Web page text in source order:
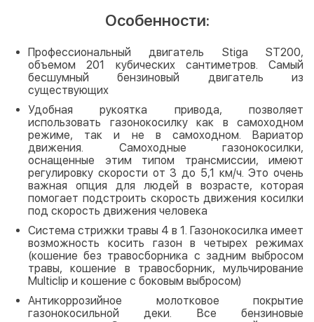
Особенности:
Профессиональный двигатель Stiga ST200,
объемом 201 кубических сантиметров. Самый
бесшумный бензиновый двигатель из
существующих
Удобная рукоятка привода, позволяет
использовать газонокосилку как в самоходном
режиме, так и не в самоходном. Вариатор
движения. Самоходные газонокосилки,
оснащенные этим типом трансмиссии, имеют
регулировку скорости от 3 до 5,1 км/ч. Это очень
важная опция для людей в возрасте, которая
помогает подстроить скорость движения косилки
под скорость движения человека
Система стрижки травы 4 в 1. Газонокосилка имеет
возможность косить газон в четырех режимах
(кошение без травосборника с задним выбросом
травы, кошение в травосборник, мульчирование
Multiclip и кошение с боковым выбросом)
Антикоррозийное молотковое покрытие
газонокосильной деки. Все бензиновые